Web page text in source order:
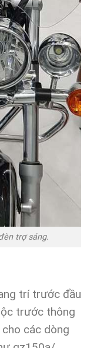
trợ sáng.
trí trước đầu
trước thông
các dòng